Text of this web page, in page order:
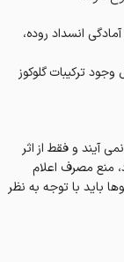
انسداد روده،
وجود ترکیبات گلوکوز
آیند و فقط از اثر
منع مصرف اعلام
باید با توجه به نظر